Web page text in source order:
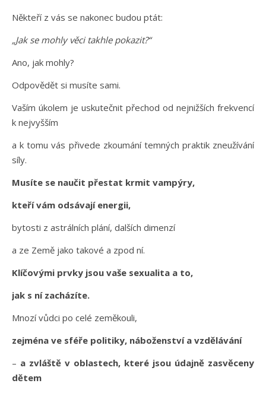
Někteří z vás se nakonec budou ptát:
„Jak se mohly věci takhle pokazit?“
Ano, jak mohly?
Odpovědět si musíte sami.
Vaším úkolem je uskutečnit přechod od nejnižších frekvencí
k nejvyšším
a k tomu vás přivede zkoumání temných praktik zneužívání
síly.
Musíte se naučit přestat krmit vampýry,
kteří vám odsávají energii,
bytosti z astrálních plání, dalších dimenzí
a ze Země jako takové a zpod ní.
Klíčovými prvky jsou vaše sexualita a to,
jak s ní zacházíte.
Mnozí vůdci po celé zeměkouli,
zejména ve sféře politiky, náboženství a vzdělávání
– a zvláště v oblastech, které jsou údajně zasvěceny
dětem